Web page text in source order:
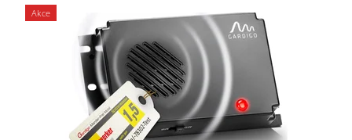
Akce